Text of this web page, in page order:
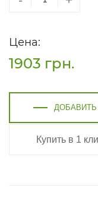
Цена:
1903 грн.
Купить в 1